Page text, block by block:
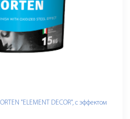
"ELEMENT DECOR", с эффектом